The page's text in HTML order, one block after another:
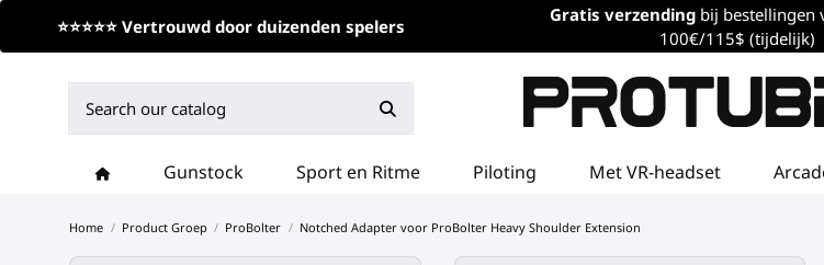
⭐⭐⭐⭐⭐ Vertrouwd door duizenden spelers
Gratis verzending bij bestellingen
100€/115$ (tijdelijk)
Gunstock Sport en Ritme Piloting Met VR-headset
Home Product Groep ProBolter Notched Adapter voor ProBolter Heavy Shoulder Extension